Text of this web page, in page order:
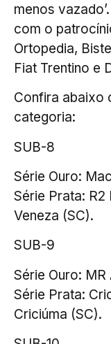
menos
com o
Ortopedia,
Fiat Trentino e
Confira abaixo
categoria:
SUB-8
Série Ouro:
Série Prata:
Veneza (SC).
SUB-9
Série Ouro:
Série Prata:
Criciúma (SC).